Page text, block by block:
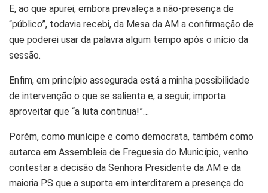
E, ao que apurei, embora prevaleça a não-presença de
“público”, todavia recebi, da Mesa da AM a confirmação de
que poderei usar da palavra algum tempo após o início da
sessão.
Enfim, em princípio assegurada está a minha possibilidade
de intervenção o que se salienta e, a seguir, importa
aproveitar que “a luta continua!”…
Porém, como munícipe e como democrata, também como
autarca em Assembleia de Freguesia do Município, venho
contestar a decisão da Senhora Presidente da AM e da
maioria PS que a suporta em interditarem a presença do